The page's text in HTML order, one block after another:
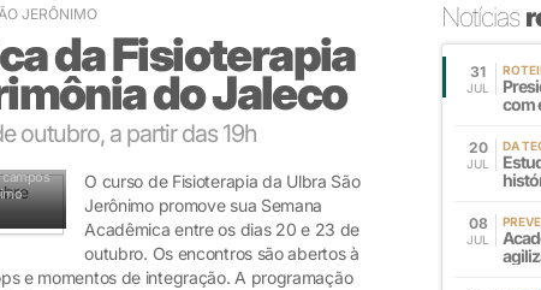
JERÔNIMO
da Fisioterapia
do Jaleco
outubro, a partir das 19h
campos
O curso de Fisioterapia da Ulbra São
Jerônimo promove sua Semana
Acadêmica entre os dias 20 e 23 de
outubro. Os encontros são abertos à
e momentos de integração. A programação
Notícias
31
JUL
com
20
JUL
DA
08
JUL